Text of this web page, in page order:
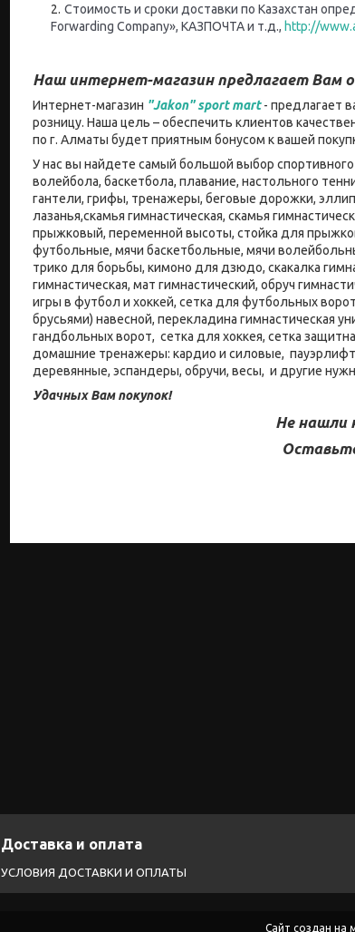
Стоимость и сроки доставки по Казахстан
Forwarding Company», КАЗПОЧТА и т.д., http://
Наш интернет-магазин предлагает Вам
Интернет-магазин "Jakon" sport mart- предлагает
розницу. Наша цель – обеспечить клиентов
по г. Алматы будет приятным бонусом к вашей
У нас вы найдете самый большой выбор
волейбола, баскетбола, плавание, настольного
гантели, грифы, тренажеры, беговые дорожки,
лазанья,скамья гимнастическая, скамья
прыжковый, переменной высоты, стойка для
футбольные, мячи баскетбольные, мячи
трико для борьбы, кимоно для дзюдо, скакалка
гимнастическая, мат гимнастический, обруч
игры в футбол и хоккей, сетка для футбольных
брусьями) навесной, перекладина гимнастическая
гандбольных ворот, сетка для хоккея, сетка
домашние тренажеры: кардио и силовые,
деревянные, эспандеры, обручи, весы, и другие
Удачных Вам покупок!
Не нашли
Доставка и оплата
УСЛОВИЯ ДОСТАВКИ И ОПЛАТЫ
Сайт создан на